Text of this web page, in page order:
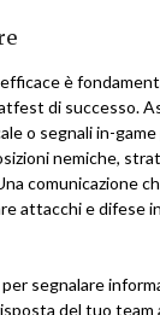
è
di successo.
o segnali in-
nemiche,
comunicazione
attacchi e difese
segnalare
del tuo team